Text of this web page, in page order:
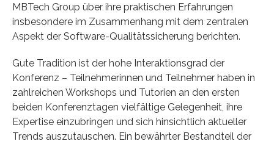
MBTech Group über ihre praktischen Erfahrungen
insbesondere im Zusammenhang mit dem zentralen
Aspekt der Software-Qualitätssicherung berichten.
Gute Tradition ist der hohe Interaktionsgrad der
Konferenz – Teilnehmerinnen und Teilnehmer haben in
zahlreichen Workshops und Tutorien an den ersten
beiden Konferenztagen vielfältige Gelegenheit, ihre
Expertise einzubringen und sich hinsichtlich aktueller
Trends auszutauschen. Ein bewährter Bestandteil der